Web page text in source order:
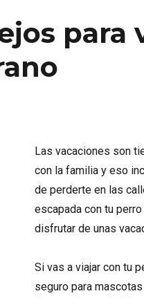
Las vacaciones son
con la familia y eso
de perderte en las
escapada con tu
disfrutar de unas
Si vas a viajar con tu
seguro para